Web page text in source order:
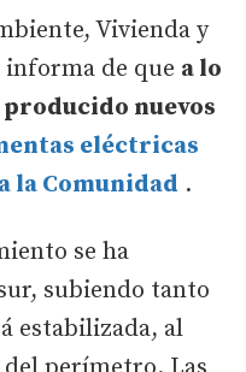
Vivienda y
de que a lo
producido nuevos
eléctricas
la Comunidad .
se ha
subiendo tanto
estabilizada, al